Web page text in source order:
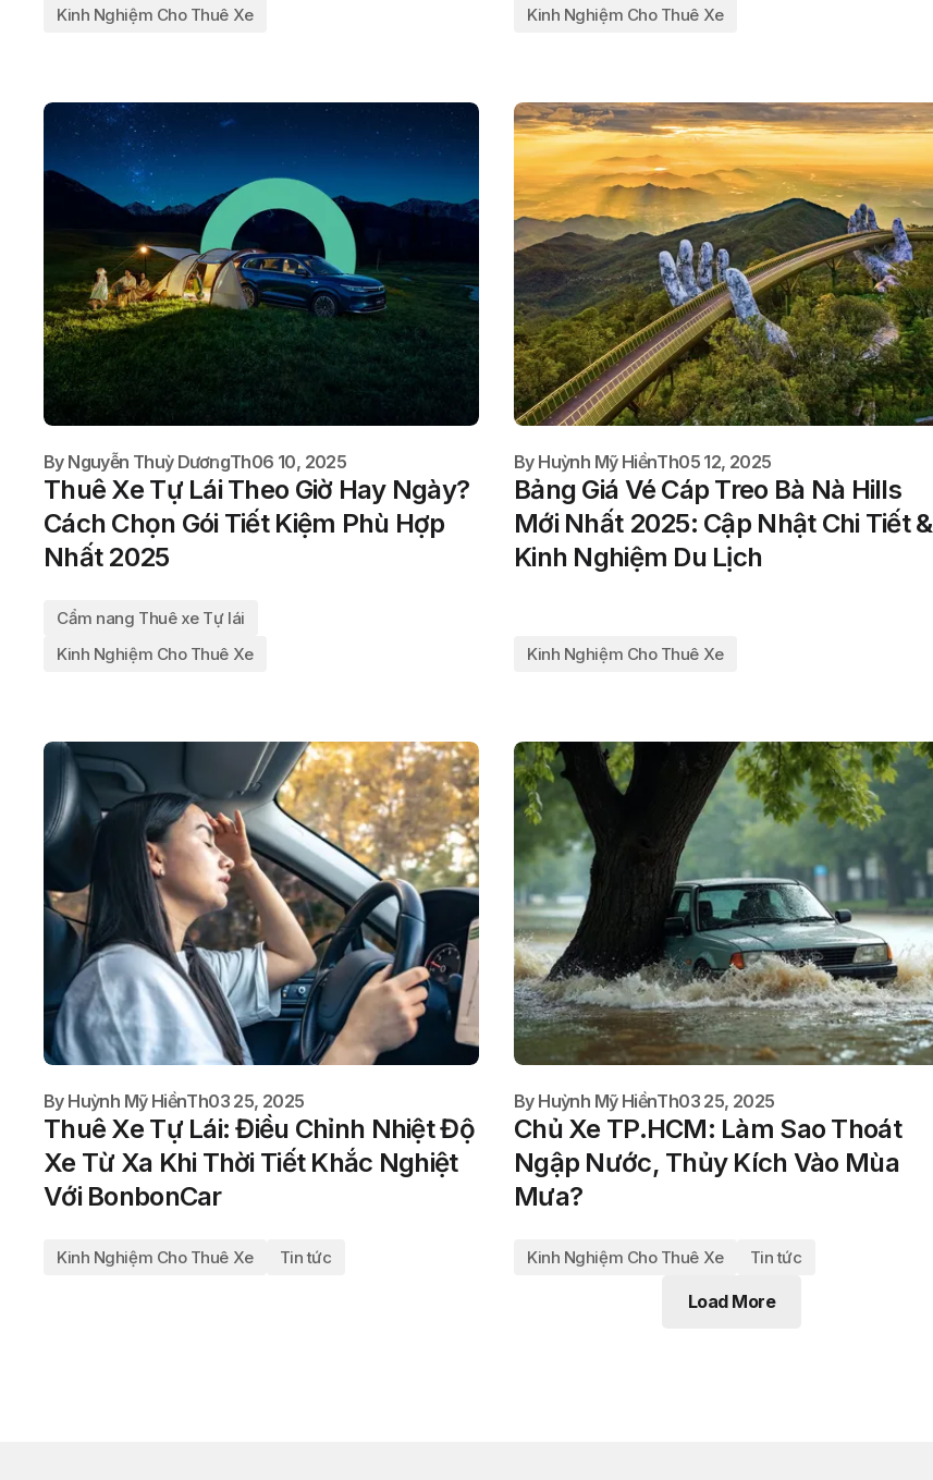
Kinh Nghiệm Cho Thuê Xe Kinh Nghiệm Cho Thuê Xe
By Nguyễn Thuỳ DươngTh06 10, 2025
Thuê Xe Tự Lái Theo Giờ Hay Ngày?
Cách Chọn Gói Tiết Kiệm Phù Hợp
Nhất 2025
Cẩm nang Thuê xe Tự lái
Kinh Nghiệm Cho Thuê Xe
By Huỳnh Mỹ HiềnTh05 12, 2025
Bảng Giá Vé Cáp Treo Bà Nà Hills
Mới Nhất 2025: Cập Nhật Chi Tiết &
Kinh Nghiệm Du Lịch
Kinh Nghiệm Cho Thuê Xe
By Huỳnh Mỹ HiềnTh03 25, 2025
Thuê Xe Tự Lái: Điều Chỉnh Nhiệt Độ
Xe Từ Xa Khi Thời Tiết Khắc Nghiệt
Với BonbonCar
Kinh Nghiệm Cho Thuê Xe Tin tức
By Huỳnh Mỹ HiềnTh03 25, 2025
Chủ Xe TP.HCM: Làm Sao Thoát
Ngập Nước, Thủy Kích Vào Mùa
Mưa?
Kinh Nghiệm Cho Thuê Xe Tin tức
Load More